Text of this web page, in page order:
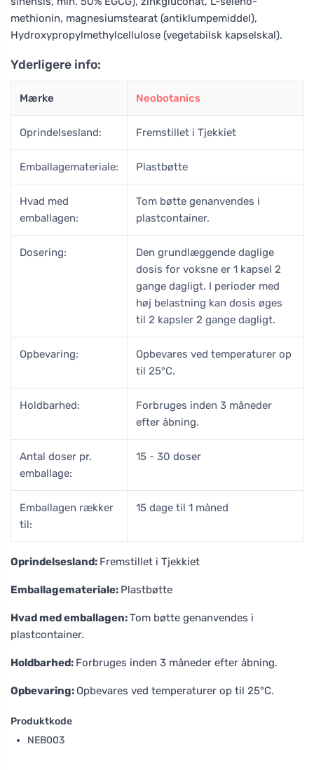
methionin, magnesiumstearat (antiklumpemiddel),
Hydroxypropylmethylcellulose (vegetabilsk kapselskal).
Yderligere info:
Mærke Neobotanics
Oprindelsesland: Fremstillet i Tjekkiet
Emballagemateriale: Plastbøtte
Hvad med
emballagen:
Tom bøtte genanvendes i
plastcontainer.
Dosering:
Den grundlæggende daglige
dosis for voksne er 1 kapsel 2
gange dagligt. I perioder med
høj belastning kan dosis øges
til 2 kapsler 2 gange dagligt.
Opbevaring:
Opbevares ved temperaturer op
til 25°C.
Holdbarhed:
Forbruges inden 3 måneder
efter åbning.
Antal doser pr.
emballage:
15 - 30 doser
Emballagen rækker
til:
15 dage til 1 måned
Oprindelsesland: Fremstillet i Tjekkiet
Emballagemateriale: Plastbøtte
Hvad med emballagen:Tom bøtte genanvendes i
plastcontainer.
Holdbarhed: Forbruges inden 3 måneder efter åbning.
Opbevaring: Opbevares ved temperaturer op til 25°C.
Produktkode
NEB003